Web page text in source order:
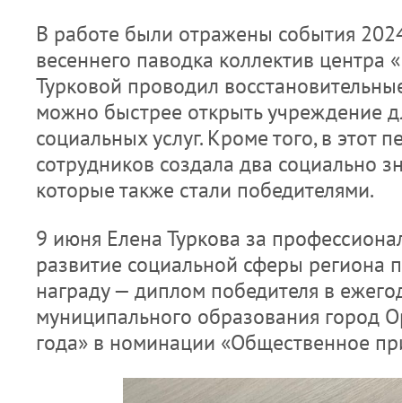
В работе были отражены события
весеннего паводка коллектив центра
Турковой проводил
можно быстрее открыть учреждение
социальных услуг. Кроме того, в этот
сотрудников создала два социально
которые также стали победителями.
9 июня Елена Туркова за
развитие социальной сферы региона
награду — диплом победителя в
муниципального образования город
года» в номинации «Общественное